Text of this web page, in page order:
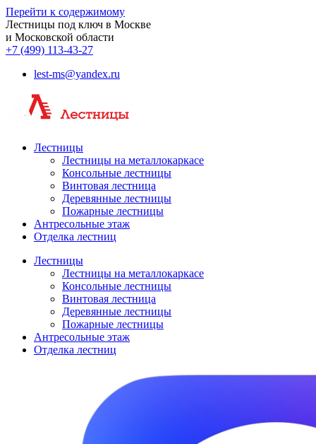
Перейти к содержимому
Лестницы под ключ в Москве
и Московской области
+7 (499) 113-43-27
lest-ms@yandex.ru
Лестницы
Лестницы на металлокаркасе
Консольные лестницы
Винтовая лестница
Деревянные лестницы
Пожарные лестницы
Антресольные этаж
Отделка лестниц
Лестницы
Лестницы на металлокаркасе
Консольные лестницы
Винтовая лестница
Деревянные лестницы
Пожарные лестницы
Антресольные этаж
Отделка лестниц